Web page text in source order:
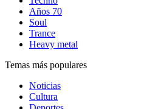
Años 70
Soul
Trance
Heavy metal
Temas más populares
Noticias
Cultura